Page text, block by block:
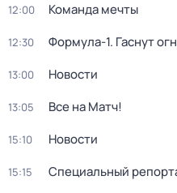
12:00 Команда мечты
12:30 Формула-1. Гаснут
13:00 Новости
13:05 Все на Матч!
15:10 Новости
15:15 Специальный